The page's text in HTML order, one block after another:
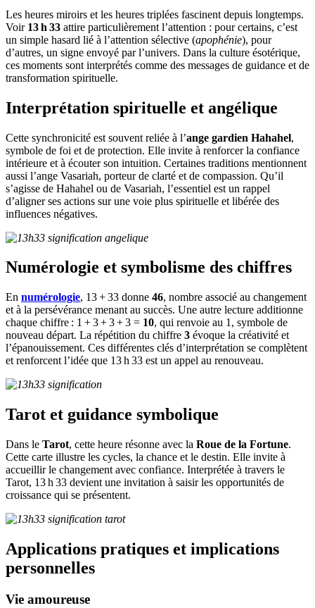
Les heures miroirs et les heures triplées fascinent depuis longtemps.
Voir 13 h 33 attire particulièrement l’attention : pour certains, c’est
un simple hasard lié à l’attention sélective (apophénie), pour
d’autres, un signe envoyé par l’univers. Dans la culture ésotérique,
ces moments sont interprétés comme des messages de guidance et de
transformation spirituelle.
Interprétation spirituelle et angélique
Cette synchronicité est souvent reliée à l’ange gardien Hahahel,
symbole de foi et de protection. Elle invite à renforcer la confiance
intérieure et à écouter son intuition. Certaines traditions mentionnent
aussi l’ange Vasariah, porteur de clarté et de compassion. Qu’il
s’agisse de Hahahel ou de Vasariah, l’essentiel est un rappel
d’aligner ses actions sur une voie plus spirituelle et libérée des
influences négatives.
Numérologie et symbolisme des chiffres
En numérologie, 13 + 33 donne 46, nombre associé au changement
et à la persévérance menant au succès. Une autre lecture additionne
chaque chiffre : 1 + 3 + 3 + 3 = 10, qui renvoie au 1, symbole de
nouveau départ. La répétition du chiffre 3 évoque la créativité et
l’épanouissement. Ces différentes clés d’interprétation se complètent
et renforcent l’idée que 13 h 33 est un appel au renouveau.
Tarot et guidance symbolique
Dans le Tarot, cette heure résonne avec la Roue de la Fortune.
Cette carte illustre les cycles, la chance et le destin. Elle invite à
accueillir le changement avec confiance. Interprétée à travers le
Tarot, 13 h 33 devient une invitation à saisir les opportunités de
croissance qui se présentent.
Applications pratiques et implications
personnelles
Vie amoureuse